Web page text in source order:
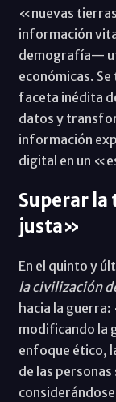
«nuevas
información
demografía—
económicas.
faceta inédita
datos y
información
digital en un
Superar
justa»
En el quinto y
la civilización
hacia la
modificando la
enfoque ético,
de las